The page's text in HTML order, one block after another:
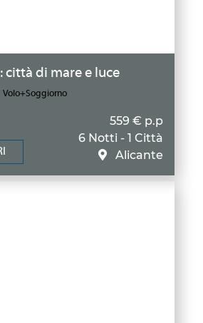
città di mare e luce
Volo+Soggiorno
559 € p.p
6 Notti - 1 Città
Alicante